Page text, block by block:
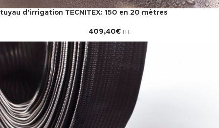
tuyau d’irrigation TECNITEX: 150 en 20 mètres
409,40€ HT